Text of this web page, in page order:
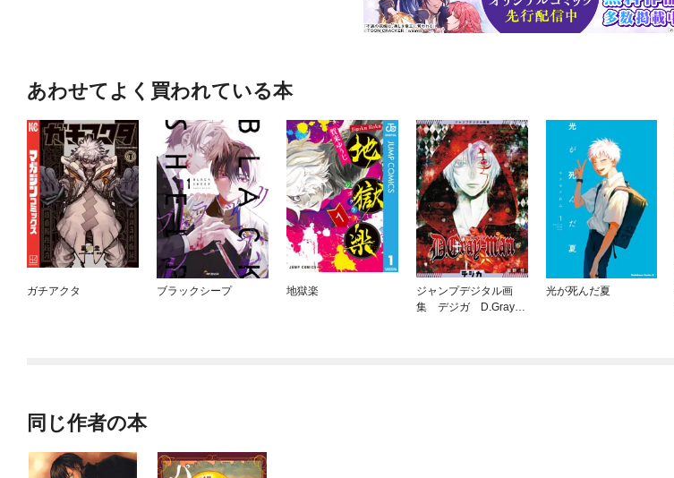
あわせてよく買われている本
ガチアクタ ブラックシープ 地獄楽
ジャンプデジタル画
集 デジガ D.Gray-m
光が死んだ夏
同じ作者の本